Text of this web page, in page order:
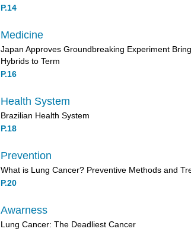
P.14
Medicine
Japan Approves Groundbreaking Experiment
Hybrids to Term
P.16
Health System
Brazilian Health System
P.18
Prevention
What is Lung Cancer? Preventive Methods and
P.20
Awarness
Lung Cancer: The Deadliest Cancer